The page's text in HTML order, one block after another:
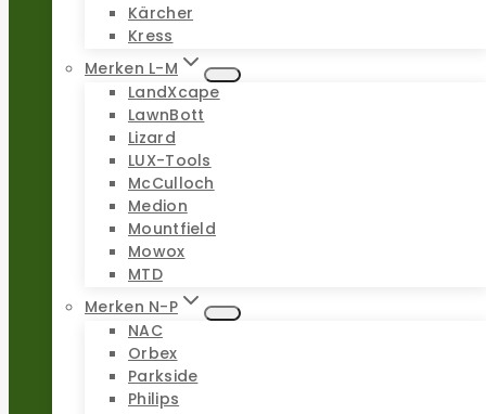
Kärcher
Kress
Merken L-M
LandXcape
LawnBott
Lizard
LUX-Tools
McCulloch
Medion
Mountfield
Mowox
MTD
Merken N-P
NAC
Orbex
Parkside
Philips